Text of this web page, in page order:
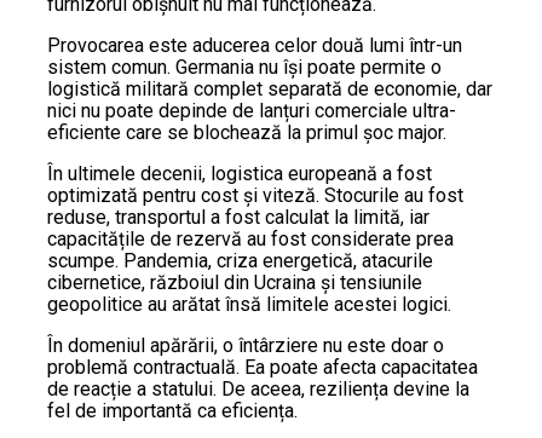
Provocarea este aducerea celor două lumi într-un
sistem comun. Germania nu își poate permite o
logistică militară complet separată de economie, dar
nici nu poate depinde de lanțuri comerciale ultra-
eficiente care se blochează la primul șoc major.
În ultimele decenii, logistica europeană a fost
optimizată pentru cost și viteză. Stocurile au fost
reduse, transportul a fost calculat la limită, iar
capacitățile de rezervă au fost considerate prea
scumpe. Pandemia, criza energetică, atacurile
cibernetice, războiul din Ucraina și tensiunile
geopolitice au arătat însă limitele acestei logici.
În domeniul apărării, o întârziere nu este doar o
problemă contractuală. Ea poate afecta capacitatea
de reacție a statului. De aceea, reziliența devine la
fel de importantă ca eficiența.